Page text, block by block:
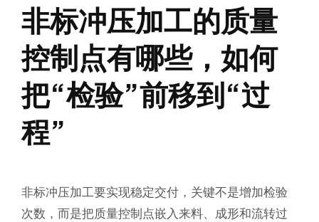
非标冲压加工的质量
控制点有哪些，如何
把“检验”前移到“过
程”
非标冲压加工要实现稳定交付，关键不是增加检验
次数，而是把质量控制点嵌入来料、成形和流转过